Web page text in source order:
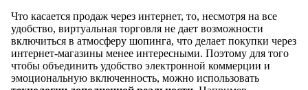
Что касается продаж через интернет, то, несмотря на все
удобство, виртуальная торговля не дает возможности
включиться в атмосферу шопинга, что делает покупки через
интернет-магазины менее интересными. Поэтому для того
чтобы объединить удобство электронной коммерции и
эмоциональную включенность, можно использовать